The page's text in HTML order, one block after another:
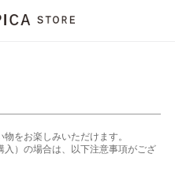
をお楽しみいただけます。
）の場合は、以下注意事項がござ